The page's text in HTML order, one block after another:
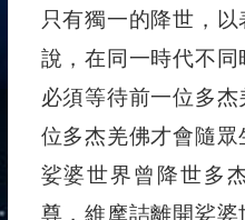
只有獨一的降世，
說，在同一時代不同
必須等待前一位多
位多杰羌佛才會隨
娑婆世界曾降世多
尊，維摩詰離開娑